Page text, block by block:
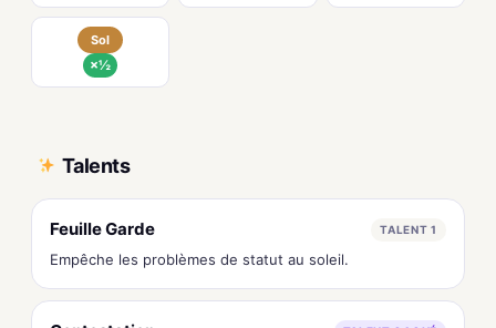
Sol
×½
Talents
Feuille Garde TALENT 1
Empêche les problèmes de statut au soleil.